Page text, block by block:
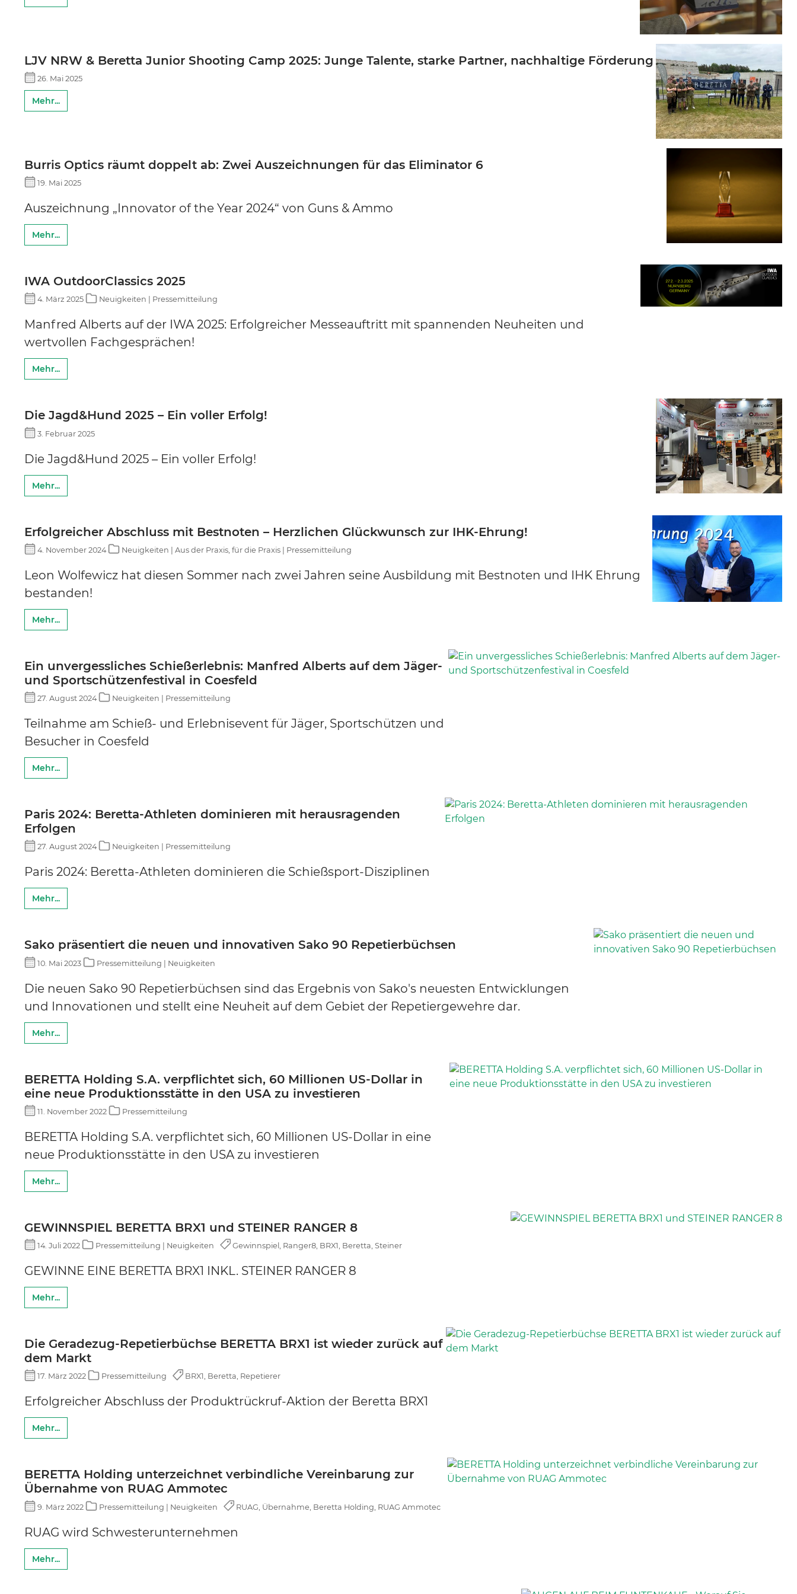
LJV NRW & Beretta Junior Shooting Camp 2025: Junge Talente, starke Partner, nachhaltige Förderung
26. Mai 2025
Mehr...
Burris Optics räumt doppelt ab: Zwei Auszeichnungen für das Eliminator 6
19. Mai 2025
Auszeichnung „Innovator of the Year 2024“ von Guns & Ammo
Mehr...
IWA OutdoorClassics 2025
4. März 2025 Neuigkeiten | Pressemitteilung
Manfred Alberts auf der IWA 2025: Erfolgreicher Messeauftritt mit spannenden Neuheiten und
wertvollen Fachgesprächen!
Mehr...
Die Jagd&Hund 2025 – Ein voller Erfolg!
3. Februar 2025
Die Jagd&Hund 2025 – Ein voller Erfolg!
Mehr...
Erfolgreicher Abschluss mit Bestnoten – Herzlichen Glückwunsch zur IHK-Ehrung!
4. November 2024 Neuigkeiten | Aus der Praxis, für die Praxis | Pressemitteilung
Leon Wolfewicz hat diesen Sommer nach zwei Jahren seine Ausbildung mit Bestnoten und IHK Ehrung
bestanden!
Mehr...
Ein unvergessliches Schießerlebnis: Manfred Alberts auf dem Jäger-
und Sportschützenfestival in Coesfeld
27. August 2024 Neuigkeiten | Pressemitteilung
Teilnahme am Schieß- und Erlebnisevent für Jäger, Sportschützen und
Besucher in Coesfeld
Mehr...
Paris 2024: Beretta-Athleten dominieren mit herausragenden
Erfolgen
27. August 2024 Neuigkeiten | Pressemitteilung
Paris 2024: Beretta-Athleten dominieren die Schießsport-Disziplinen
Mehr...
Sako präsentiert die neuen und innovativen Sako 90 Repetierbüchsen
10. Mai 2023 Pressemitteilung | Neuigkeiten
Die neuen Sako 90 Repetierbüchsen sind das Ergebnis von Sako's neuesten Entwicklungen
und Innovationen und stellt eine Neuheit auf dem Gebiet der Repetiergewehre dar.
Mehr...
BERETTA Holding S.A. verpflichtet sich, 60 Millionen US-Dollar in
eine neue Produktionsstätte in den USA zu investieren
11. November 2022 Pressemitteilung
BERETTA Holding S.A. verpflichtet sich, 60 Millionen US-Dollar in eine
neue Produktionsstätte in den USA zu investieren
Mehr...
GEWINNSPIEL BERETTA BRX1 und STEINER RANGER 8
14. Juli 2022 Pressemitteilung | Neuigkeiten Gewinnspiel, Ranger8, BRX1, Beretta, Steiner
GEWINNE EINE BERETTA BRX1 INKL. STEINER RANGER 8
Mehr...
Die Geradezug-Repetierbüchse BERETTA BRX1 ist wieder zurück auf
dem Markt
17. März 2022 Pressemitteilung BRX1, Beretta, Repetierer
Erfolgreicher Abschluss der Produktrückruf-Aktion der Beretta BRX1
Mehr...
BERETTA Holding unterzeichnet verbindliche Vereinbarung zur
Übernahme von RUAG Ammotec
9. März 2022 Pressemitteilung | Neuigkeiten RUAG, Übernahme, Beretta Holding, RUAG Ammotec
RUAG wird Schwesterunternehmen
Mehr...